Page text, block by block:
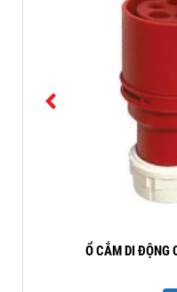
Ổ CẮM DI ĐỘNG